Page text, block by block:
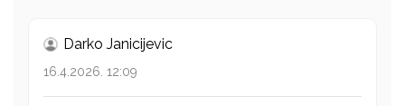
Darko Janicijevic
16.4.2026. 12:09